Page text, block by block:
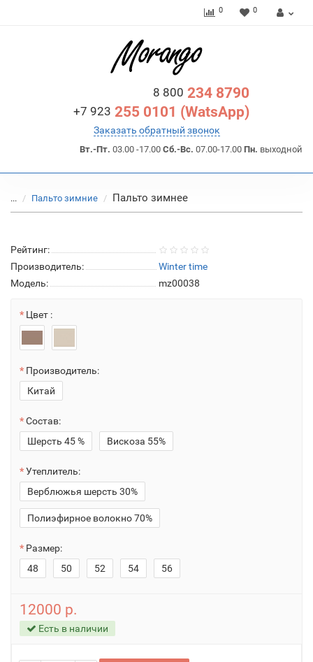
0 0
8 800 234 8790
+7 923 255 0101 (WatsApp)
Заказать обратный звонок
Вт.-Пт. 03.00 -17.00 Сб.-Вс. 07.00-17.00 Пн. выходной
... Пальто зимние Пальто зимнее
Рейтинг:
Производитель:
Winter time
Модель:
mz00038
Цвет :
Производитель:
Китай
Состав:
Шерсть 45 %
Вискоза 55%
Утеплитель:
Верблюжья шерсть 30%
Полиэфирное волокно 70%
Размер:
48
50 52 54 56
12000 р.
Есть в наличии